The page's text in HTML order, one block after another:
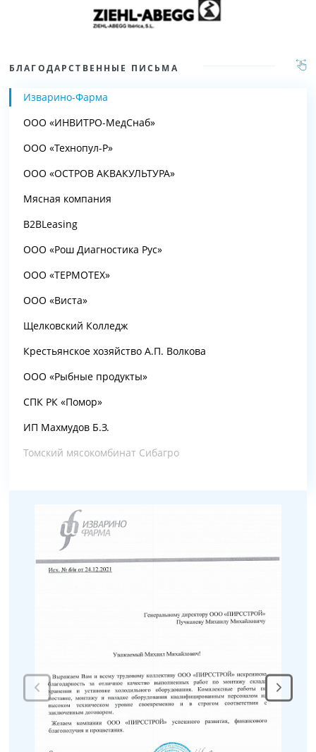
БЛАГОДАРСТВЕННЫЕ ПИСЬМА
Изварино-Фарма
ООО «ИНВИТРО-МедСнаб»
ООО «Технопул-Р»
ООО «ОСТРОВ АКВАКУЛЬТУРА»
Мясная компания
B2BLeasing
ООО «Рош Диагностика Рус»
ООО «ТЕРМОТЕХ»
ООО «Виста»
Щелковский Колледж
Крестьянское хозяйство А.П. Волкова
ООО «Рыбные продукты»
СПК РК «Помор»
ИП Махмудов Б.З.
Томский мясокомбинат Сибагро